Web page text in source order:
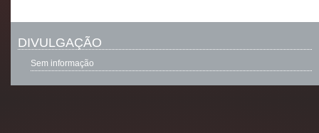
DIVULGAÇÃO
Sem informação